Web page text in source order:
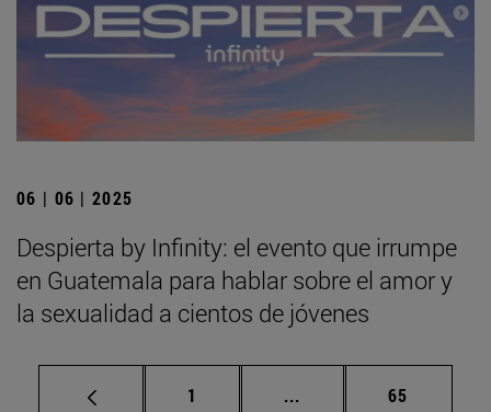
06 | 06 | 2025
Despierta by Infinity: el evento que irrumpe
en Guatemala para hablar sobre el amor y
la sexualidad a cientos de jóvenes
Página
1 ... Páginas intermedias
Página
65